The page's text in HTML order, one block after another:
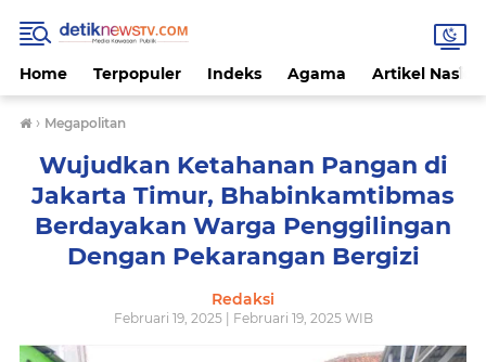
Home Terpopuler Indeks Agama Artikel
› Megapolitan
Wujudkan Ketahanan Pangan di
Jakarta Timur, Bhabinkamtibmas
Berdayakan Warga Penggilingan
Dengan Pekarangan Bergizi
Redaksi
Februari 19, 2025 | Februari 19, 2025 WIB